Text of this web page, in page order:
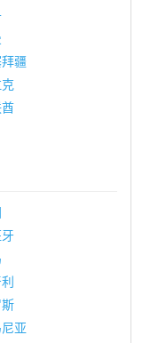
拜疆
酋
亚